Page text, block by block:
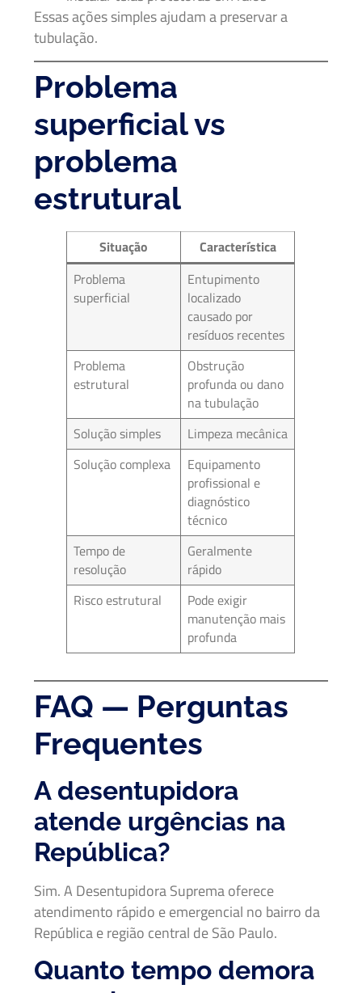
Essas ações simples ajudam a preservar a
tubulação.
Problema
superficial vs
problema
estrutural
Situação
Característica
Problema
superficial
Entupimento
localizado
causado por
resíduos recentes
Problema
estrutural
Obstrução
profunda ou dano
na tubulação
Solução simples
Limpeza mecânica
Solução complexa
Equipamento
profissional e
diagnóstico
técnico
Tempo de
resolução
Geralmente
rápido
Risco estrutural
Pode exigir
manutenção mais
profunda
FAQ — Perguntas
Frequentes
A desentupidora
atende urgências na
República?
Sim. A Desentupidora Suprema oferece
atendimento rápido e emergencial no bairro da
República e região central de São Paulo.
Quanto tempo demora